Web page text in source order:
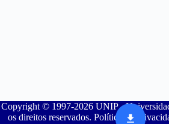
Copyright © 1997-2026 UNIP -
os direitos reservados. Política de